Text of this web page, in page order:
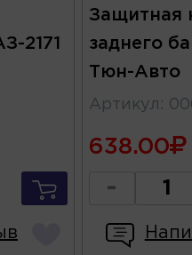
2171
Защитная
заднего
Тюн-Авто
Артикул :
638.00
-